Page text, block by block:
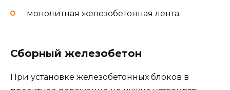
монолитная железобетонная лента.
Сборный железобетон
При установке железобетонных блоков в